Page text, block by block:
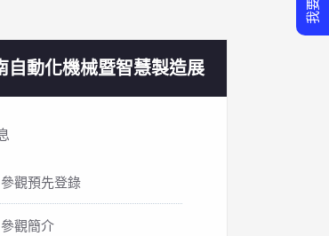
自動化機械暨智慧製造展
參觀預先登錄
參觀簡介